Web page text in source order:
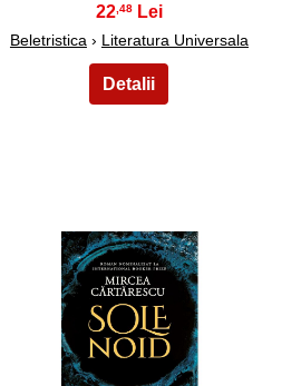
22,48
Beletristica › Literatura Universala
13